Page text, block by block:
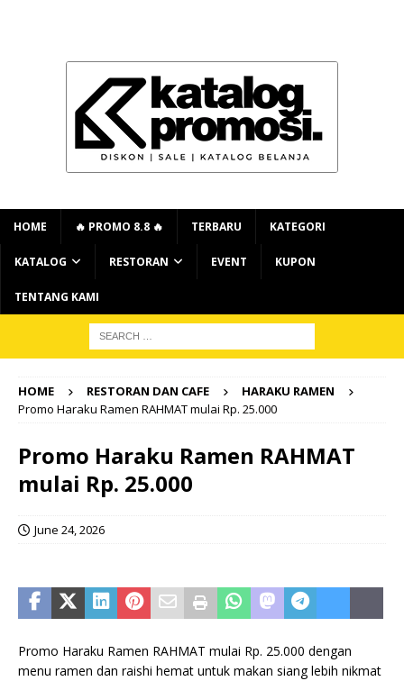
HOME 🔥 PROMO 8.8 🔥 TERBARU KATEGORI
KATALOG RESTORAN EVENT KUPON
TENTANG KAMI
HOME RESTORAN DAN CAFE
HARAKU RAMEN
Promo Haraku Ramen RAHMAT mulai Rp. 25.000
Promo Haraku Ramen RAHMAT
mulai Rp. 25.000
June 24, 2026
Promo Haraku Ramen RAHMAT mulai Rp. 25.000 dengan
menu ramen dan raishi hemat untuk makan siang lebih nikmat